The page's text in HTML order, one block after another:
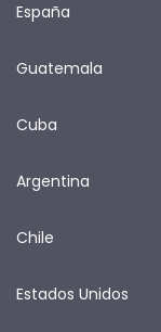
España
Guatemala
Cuba
Argentina
Chile
Estados Unidos